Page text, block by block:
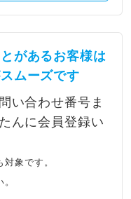
があるお客様は
ムーズです
い合わせ番号ま
んに会員登録い
象です。